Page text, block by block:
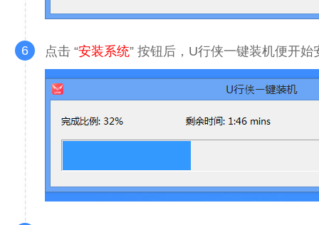
6 点击 “安装系统” 按钮后，U行侠一键装机便开